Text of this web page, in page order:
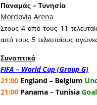
Παναμάς – Τυνησία
Mordovia Arena
Στους 4 από τους 11
από τους 5 τελευταίους
Συνοπτικά
FIFA – World Cup (Group G)
21:00England – Belgium
21:00Panama – Tunisia